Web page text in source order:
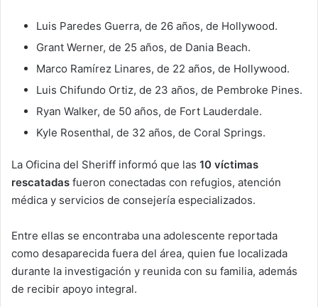
Luis Paredes Guerra, de 26 años, de Hollywood.
Grant Werner, de 25 años, de Dania Beach.
Marco Ramírez Linares, de 22 años, de Hollywood.
Luis Chifundo Ortiz, de 23 años, de Pembroke Pines.
Ryan Walker, de 50 años, de Fort Lauderdale.
Kyle Rosenthal, de 32 años, de Coral Springs.
La Oficina del Sheriff informó que las 10 víctimas
rescatadas fueron conectadas con refugios, atención
médica y servicios de consejería especializados.
Entre ellas se encontraba una adolescente reportada
como desaparecida fuera del área, quien fue localizada
durante la investigación y reunida con su familia, además
de recibir apoyo integral.